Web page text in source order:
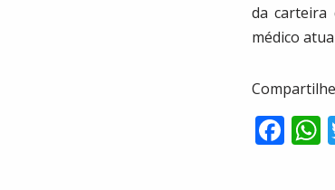
da carteira
médico
F